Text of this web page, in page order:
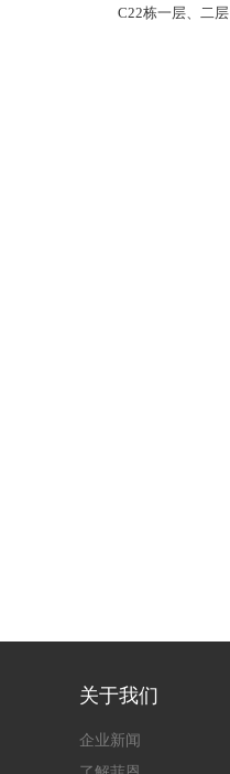
C22栋一层、二层
ELIS
关于我们
企业新闻